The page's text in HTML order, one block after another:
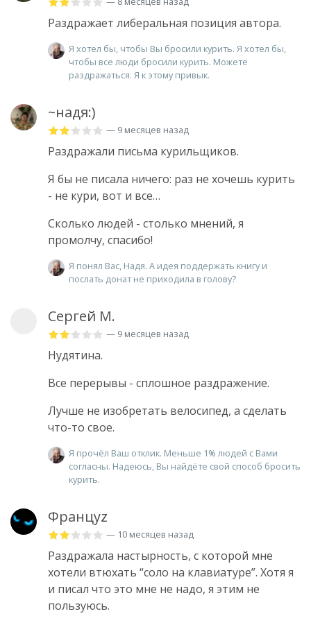
Раздражает либеральная позиция автора.
Я хотел бы, чтобы Вы бросили курить. Я хотел бы,
чтобы все люди бросили курить. Можете
раздражаться. Я к этому привык.
~надя:)
— 9 месяцев назад
Раздражали письма курильщиков.
Я бы не писала ничего: раз не хочешь курить
- не кури, вот и все…
Сколько людей - столько мнений, я
промолчу, спасибо!
Я понял Вас, Надя. А идея поддержать книгу и
послать донат не приходила в голову?
Сергей М.
— 9 месяцев назад
Нудятина.
Все перерывы - сплошное раздражение.
Лучше не изобретать велосипед, а сделать
что-то свое.
Я прочёл Ваш отклик. Меньше 1% людей с Вами
согласны. Надеюсь, Вы найдёте свой способ бросить
курить.
Француz
— 10 месяцев назад
Раздражала настырность, с которой мне
хотели втюхать “соло на клавиатуре”. Хотя я
и писал что это мне не надо, я этим не
пользуюсь.